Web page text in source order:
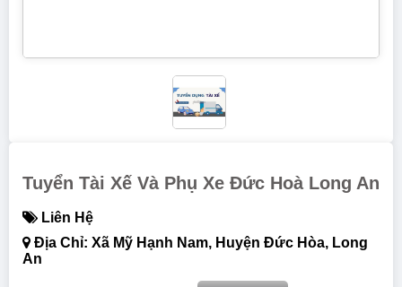
Tuyển Tài Xế Và Phụ Xe Đức Hoà Long An
Liên Hệ
Địa Chỉ: Xã Mỹ Hạnh Nam, Huyện Đức Hòa, Long
An